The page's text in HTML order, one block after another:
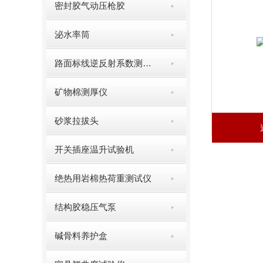
密封胶气动压枪胶
泌水率筒
路面标线逆反射系数测定仪
矿物棉测厚仪
砂浆拉拔头
开关插座温升试验机
绝热用岩棉热荷重测试仪
结构胶稳压气泵
碱骨料养护盒